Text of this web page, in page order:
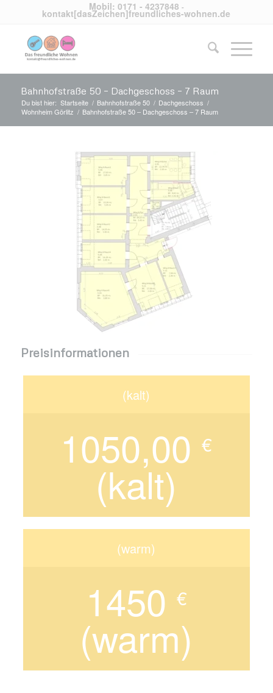
Mobil: 0171 - 4237848 -
kontakt[dasZeichen]freundliches-wohnen.de
Bahnhofstraße 50 – Dachgeschoss – 7 Raum
Du bist hier: Startseite / Bahnhofstraße 50 / Dachgeschoss /
Wohnheim Görlitz / Bahnhofstraße 50 – Dachgeschoss – 7 Raum
Preisinformationen
(kalt)
1050,00€
(kalt)
(warm)
1450 €
(warm)